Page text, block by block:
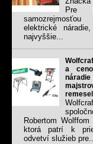
Pre
elektrické
najvyššie...
a
náradie
Robertom
ktorá patrí k
odvetví služieb